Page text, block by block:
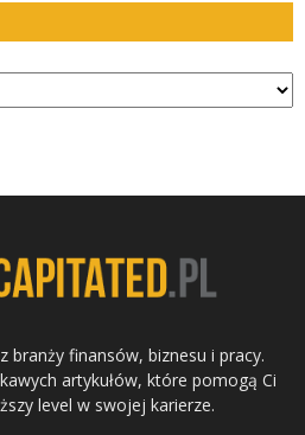
branży finansów, biznesu i pracy.
artykułów, które pomogą Ci
level w swojej karierze.